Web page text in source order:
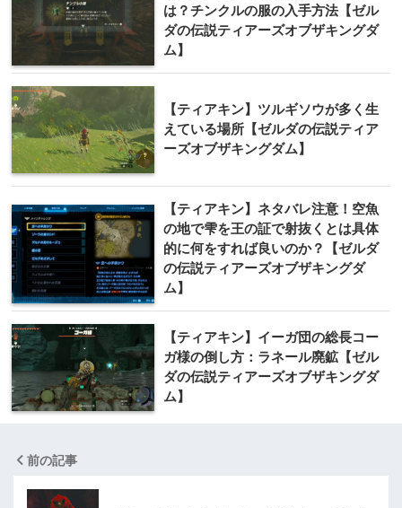
は？チンクルの服の入手方法【ゼル
ダの伝説ティアーズオブザキングダ
ム】
【ティアキン】ツルギソウが多く生
えている場所【ゼルダの伝説ティア
ーズオブザキングダム】
【ティアキン】ネタバレ注意！空魚
の地で雫を王の証で射抜くとは具体
的に何をすれば良いのか？【ゼルダ
の伝説ティアーズオブザキングダ
ム】
【ティアキン】イーガ団の総長コー
ガ様の倒し方：ラネール廃鉱【ゼル
ダの伝説ティアーズオブザキングダ
ム】
前の記事